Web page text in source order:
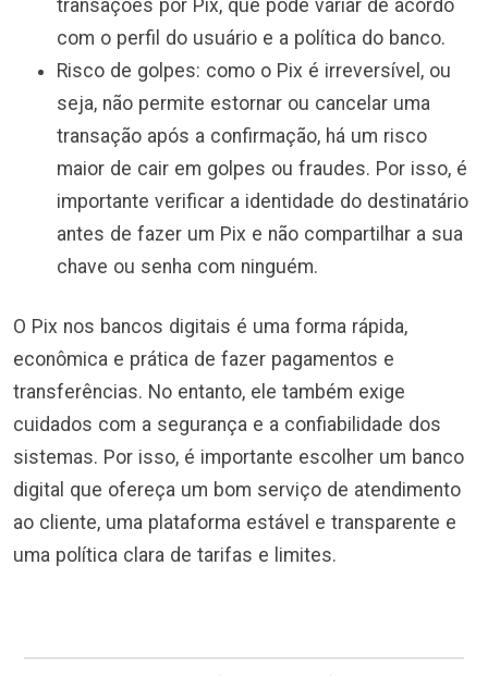
transações por Pix, que pode variar de acordo
com o perfil do usuário e a política do banco.
Risco de golpes: como o Pix é irreversível, ou
seja, não permite estornar ou cancelar uma
transação após a confirmação, há um risco
maior de cair em golpes ou fraudes. Por isso, é
importante verificar a identidade do destinatário
antes de fazer um Pix e não compartilhar a sua
chave ou senha com ninguém.
O Pix nos bancos digitais é uma forma rápida,
econômica e prática de fazer pagamentos e
transferências. No entanto, ele também exige
cuidados com a segurança e a confiabilidade dos
sistemas. Por isso, é importante escolher um banco
digital que ofereça um bom serviço de atendimento
ao cliente, uma plataforma estável e transparente e
uma política clara de tarifas e limites.